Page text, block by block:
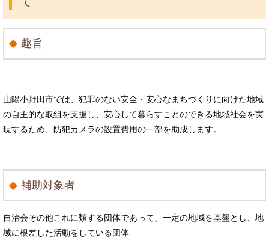
趣旨
山陽小野田市では、犯罪のない安全・安心なまちづくりに向けた地域
の自主的な取組を支援し、安心して暮らすことのできる地域社会を実
現するため、防犯カメラの設置費用の一部を助成します。
補助対象者
自治会その他これに類する団体であって、一定の地域を基盤とし、地
域に根差した活動をしている団体